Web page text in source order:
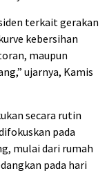
terkait gerakan
kebersihan
maupun
ujarnya, Kamis
secara rutin
pada
mulai dari rumah
pada hari